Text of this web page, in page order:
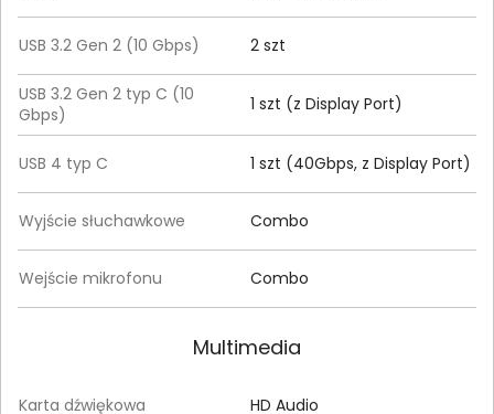
USB 3.2 Gen 2 (10 Gbps) 2 szt
USB 3.2 Gen 2 typ C (10
Gbps)
1 szt (z Display Port)
USB 4 typ C 1 szt (40Gbps, z Display Port)
Wyjście słuchawkowe Combo
Wejście mikrofonu Combo
Multimedia
Karta dźwiękowa HD Audio